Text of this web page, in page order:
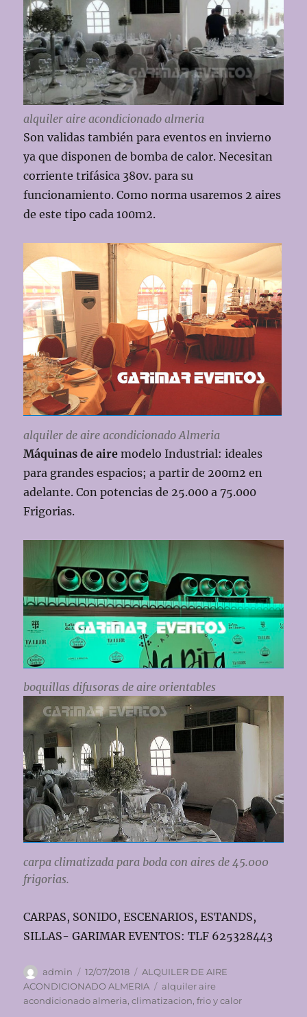
alquiler aire acondicionado almeria
Son validas también para eventos en invierno
ya que disponen de bomba de calor. Necesitan
corriente trifásica 380v. para su
funcionamiento. Como norma usaremos 2 aires
de este tipo cada 100m2.
alquiler de aire acondicionado Almeria
Máquinas de aire modelo Industrial: ideales
para grandes espacios; a partir de 200m2 en
adelante. Con potencias de 25.000 a 75.000
Frigorias.
boquillas difusoras de aire orientables
carpa climatizada para boda con aires de 45.000
frigorias.
CARPAS, SONIDO, ESCENARIOS, ESTANDS,
SILLAS- GARIMAR EVENTOS: TLF 625328443
Autor
admin
Publicado
el
12/07/2018 Categorías
ALQUILER DE AIRE
ACONDICIONADO ALMERIA
Etiquetas
alquiler aire
acondicionado almeria,climatizacion,frio y calor